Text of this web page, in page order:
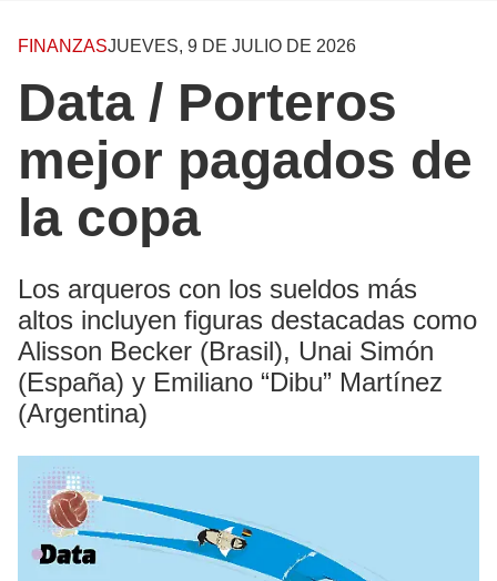
FINANZASJUEVES, 9 DE JULIO DE 2026
Data / Porteros
mejor pagados de
la copa
Los arqueros con los sueldos más
altos incluyen figuras destacadas como
Alisson Becker (Brasil), Unai Simón
(España) y Emiliano “Dibu” Martínez
(Argentina)